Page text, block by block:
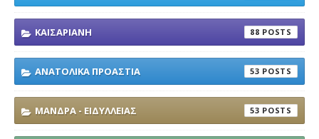
ΚΑΙΣΑΡΙΑΝΗ 88
ΑΝΑΤΟΛΙΚΑ ΠΡΟΑΣΤΙΑ 53
ΜΑΝΔΡΑ - ΕΙΔΥΛΛΕΙΑΣ 53